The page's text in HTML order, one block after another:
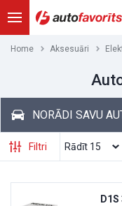
Home Aksesuāri
NORĀDI SAVU
Filtri